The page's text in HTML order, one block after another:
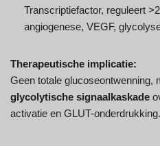
Transcriptiefactor, reguleert
angiogenese, VEGF,
Therapeutische implicatie:
Geen totale glucoseontwenning,
glycolytische signaalkaskade
activatie en GLUT-onderdrukking.